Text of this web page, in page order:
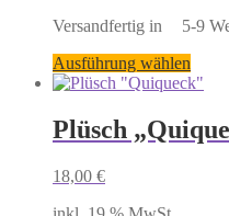
Ausführung wählen
Plüsch
18,00 €